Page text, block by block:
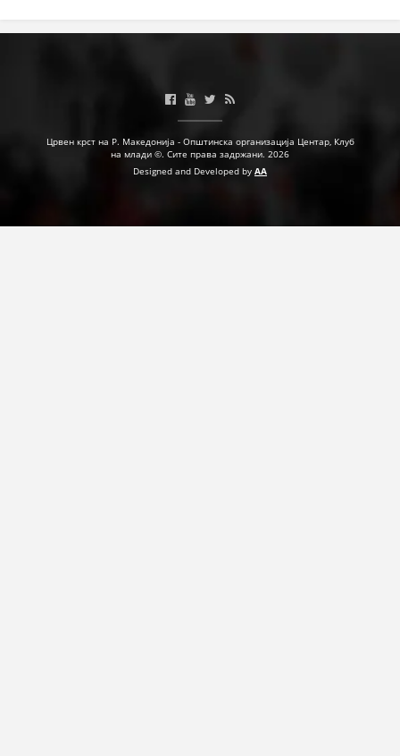
СТРАТЕГИИ
ЕДУКАТИВНО ИНФОРМАТИВНИ МАТЕРИЈАЛИ
БРОШУРИ
Црвен крст на Р. Македонија - Општинска организација Центар, Клуб
на млади ©. Сите права задржани. 2026
Designed and Developed by AA